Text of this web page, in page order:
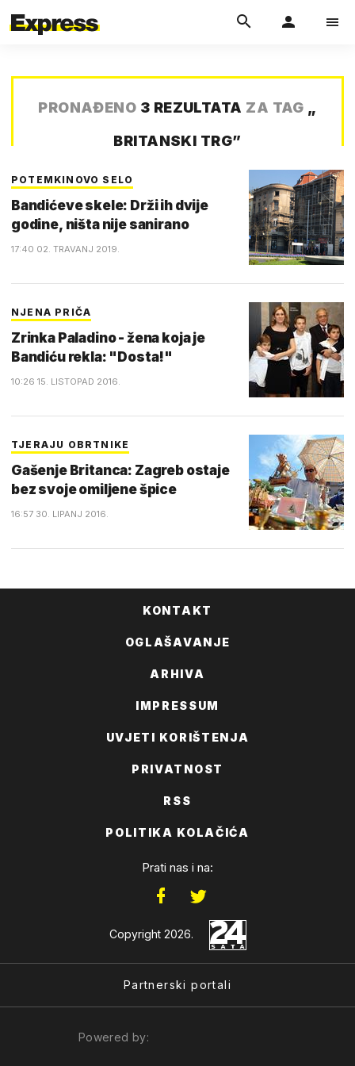
PRONAĐENO 3 REZULTATA ZA TAG „
BRITANSKI TRG”
POTEMKINOVO SELO
Bandićeve skele: Drži ih dvije
godine, ništa nije sanirano
17:40 02. TRAVANJ 2019.
NJENA PRIČA
Zrinka Paladino - žena koja je
Bandiću rekla: "Dosta!"
10:26 15. LISTOPAD 2016.
TJERAJU OBRTNIKE
Gašenje Britanca: Zagreb ostaje
bez svoje omiljene špice
16:57 30. LIPANJ 2016.
KONTAKT
OGLAŠAVANJE
ARHIVA
IMPRESSUM
UVJETI KORIŠTENJA
PRIVATNOST
RSS
POLITIKA KOLAČIĆA
Prati nas i na:
Copyright 2026.
Partnerski portali
Powered by: